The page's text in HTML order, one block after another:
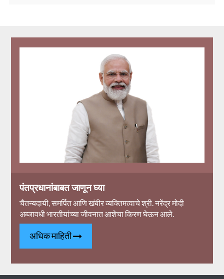
पंतप्रधानांबाबत जाणून घ्या
चैतन्यदायी, समर्पित आणि खंबीर व्यक्तिमत्वाचे श्री. नरेंद्र मोदी
अब्जावधी भारतीयांच्या जीवनात आशेचा किरण घेऊन आले.
अधिक माहिती